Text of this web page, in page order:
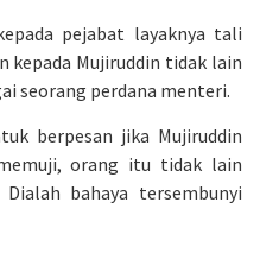
pejabat layaknya tali
kepada Mujiruddin tidak lain
seorang perdana menteri.
berpesan jika Mujiruddin
orang itu tidak lain
bahaya tersembunyi